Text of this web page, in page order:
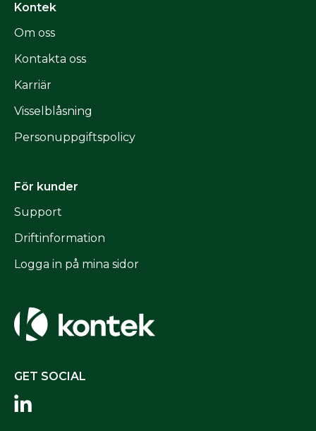
GET SOCIAL
Kontek
Om oss
Kontakta oss
Karriär
Visselblåsning
Personuppgiftspolicy
För kunder
Support
Driftinformation
Logga in på mina sidor